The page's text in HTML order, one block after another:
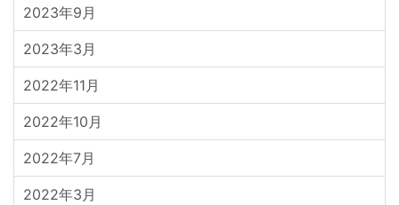
2023年9月
2023年3月
2022年11月
2022年10月
2022年7月
2022年3月